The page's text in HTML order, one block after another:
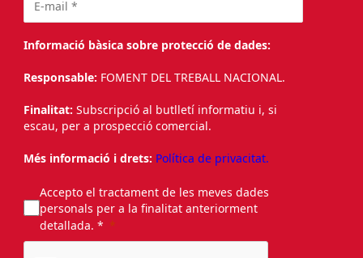
Informació bàsica sobre protecció de dades:
Responsable: FOMENT DEL TREBALL NACIONAL.
Finalitat: Subscripció al butlletí informatiu i, si
escau, per a prospecció comercial.
Més informació i drets: Política de privacitat.
Accepto el tractament de les meves dades
personals per a la finalitat anteriorment
detallada. *